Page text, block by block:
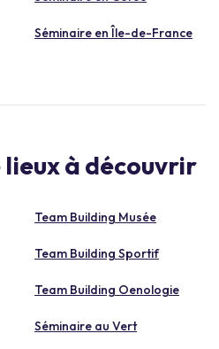
Séminaire en Île-de-France
à découvrir
Team Building Musée
Team Building Sportif
Team Building Oenologie
Séminaire au Vert